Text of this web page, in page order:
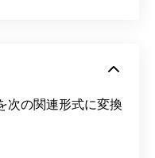
次の関連形式に変換